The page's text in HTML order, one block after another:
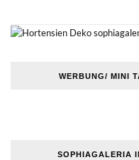
WERBUNG/ MINI
SOPHIAGALERIA